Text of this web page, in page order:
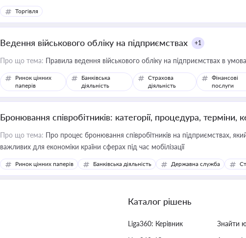
Торгівля
Ведення військового обліку на підприємствах +1
Про що тема: Правила ведення військового обліку на підприємствах в
Ринок цінних
паперів
Банківська
діяльність
Страхова
діяльність
Фінансові
послуги
Бронювання співробітників: категорії, процедура, терміни,
Про що тема: Про процес бронювання співробітників на підприємствах,
важливих для економіки країни сферах під час мобілізації
Ринок цінних паперів Банківська діяльність Державна служба
Каталог рішень
Liga360: Керівник
Знайти